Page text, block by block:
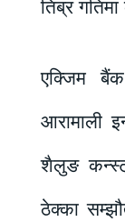
तिब्र
एक्जिम
आरामाली
शैलुङ
ठेक्का